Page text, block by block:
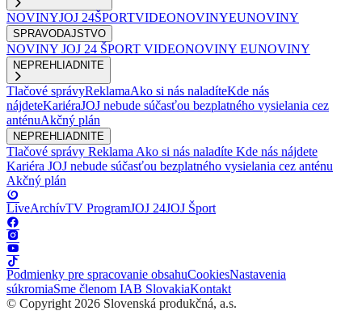
NOVINYJOJ 24ŠPORTVIDEONOVINYEUNOVINY
SPRAVODAJSTVO
NOVINY JOJ 24 ŠPORT VIDEONOVINY EUNOVINY
NEPREHLIADNITE
Tlačové správyReklamaAko si nás naladíteKde nás
nájdeteKariéraJOJ nebude súčasťou bezplatného vysielania cez
anténuAkčný plán
NEPREHLIADNITE
Tlačové správy Reklama Ako si nás naladíte Kde nás nájdete
Kariéra JOJ nebude súčasťou bezplatného vysielania cez anténu
Akčný plán
LiveArchívTV ProgramJOJ 24JOJ Šport
Podmienky pre spracovanie obsahuCookiesNastavenia
súkromiaSme členom IAB SlovakiaKontakt
© Copyright 2026 Slovenská produkčná, a.s.